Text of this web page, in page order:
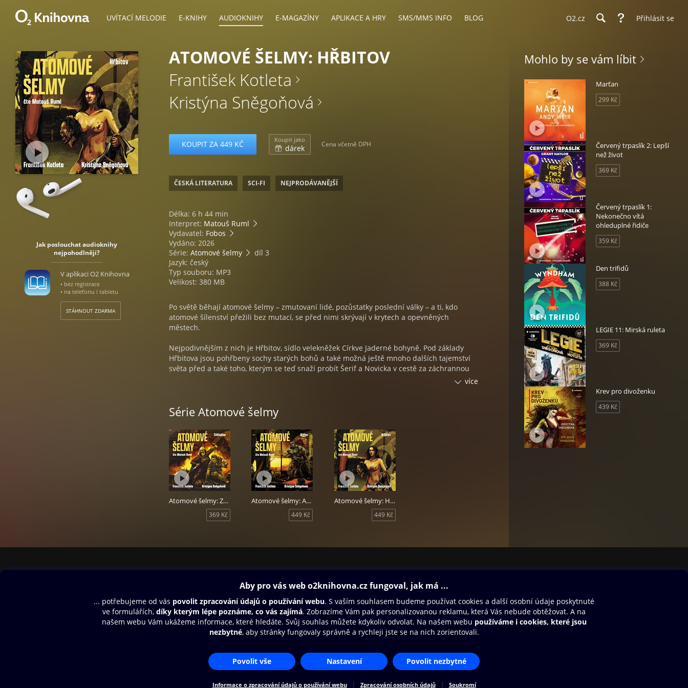
UVÍTACÍ MELODIE E-KNIHY AUDIOKNIHY E-MAGAZÍNY APLIKACE A HRY SMS/MMS INFO BLOG O2.cz Přihlásit se
Jak poslouchat audioknihy
nejpohodlněji?
V aplikaci O2 Knihovna
• bez registrace
• na telefonu i tabletu
STÁHNOUT ZDARMA
ATOMOVÉ ŠELMY: HŘBITOV
František Kotleta
Kristýna Sněgoňová
KOUPIT ZA 449 KČ Koupit jako
dárek Cena včetně DPH
ČESKÁ LITERATURA SCI-FI NEJPRODÁVANĚJŠÍ
Délka: 6 h 44 min
Interpret: Matouš Ruml
Vydavatel: Fobos
Vydáno: 2026
Série: Atomové šelmy
díl 3
Jazyk: český
Typ souboru: MP3
Velikost: 380 MB
Po světě běhají atomové šelmy – zmutovaní lidé, pozůstatky poslední války – a ti, kdo
atomové šílenství přežili bez mutací, se před nimi skrývají v krytech a opevněných
městech.
Nejpodivnějším z nich je Hřbitov, sídlo velekněžek Církve Jaderné bohyně. Pod základy
Hřbitova jsou pohřbeny sochy starých bohů a také možná ještě mnoho dalších tajemství
světa před a také toho, kterým se teď snaží probít Šerif a Novicka v cestě za záchrannou
Atomové šelmy jsou série Kristýny Sněgoňové a Františka Kotlety. Vítejte ve zběsilém
postapo světě nejlepších autorů české fantastiky.
Hudba: Artlist / Režie: Václav Knop / Zvuk a mastering: Adam Fiala
Audiokniha Atomové šelmy: Hřbitov, autoři František Kotleta a Kristýna Sněgoňová, čte
Matouš Ruml.
více
Série Atomové šelmy
Atomové šelmy: Základna
369 Kč
Atomové šelmy: Aréna
449 Kč
Atomové šelmy: Hřbitov
449 Kč
Mohlo by se vám líbit
Marťan
299 Kč
Červený trpaslík 2: Lepší
než život
369 Kč
Červený trpaslík 1:
Nekonečno vítá
ohleduplné řidiče
359 Kč
Den trifidů
388 Kč
LEGIE 11: Mirská ruleta
369 Kč
Krev pro divoženku
439 Kč
Aplikace a hry
SMS/MMS Info
Blog
Dárkový poukaz
Nápověda
Napište nám
Oneplay Originály
Sport
Nákupní řád Přístupnost Zásady zpracování osobních údajů Cookies Nastavení cookies